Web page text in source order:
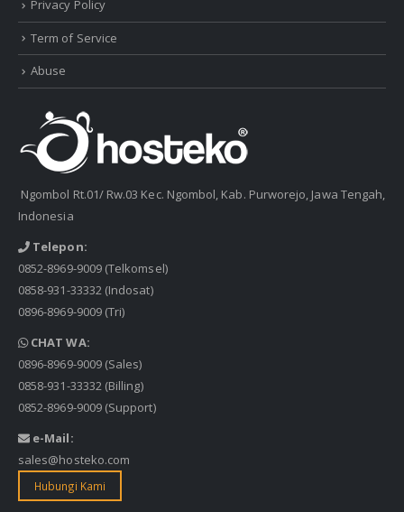
Privacy Policy
Term of Service
Abuse
Ngombol Rt.01/ Rw.03 Kec. Ngombol, Kab. Purworejo, Jawa Tengah,
Indonesia
Telepon:
0852-8969-9009(Telkomsel)
0858-931-33332(Indosat)
0896-8969-9009(Tri)
CHAT WA:
0896-8969-9009(Sales)
0858-931-33332(Billing)
0852-8969-9009(Support)
e-Mail:
sales@hosteko.com
Hubungi Kami